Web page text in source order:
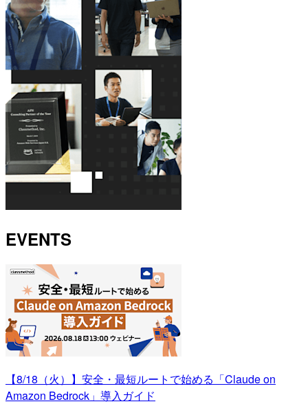
EVENTS
【8/18（火）】安全・最短ルートで始める「Claude on
Amazon Bedrock」導入ガイド